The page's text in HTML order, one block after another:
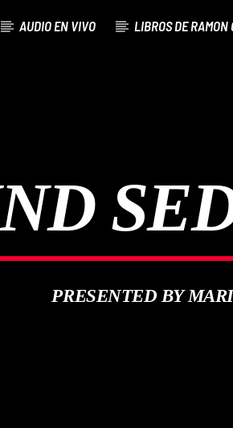
AUDIO EN VIVO LIBROS DE RAMON
PRESENTED BY